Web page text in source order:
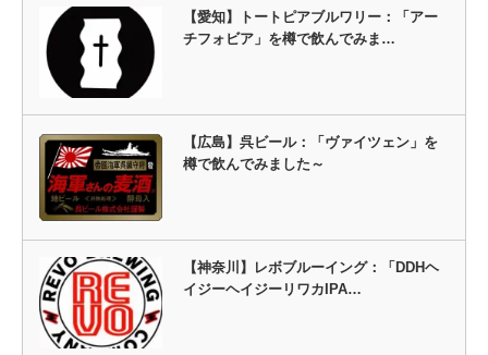
【愛知】トートピアブルワリー：「アー
チフォビア」を樽で飲んでみま…
【広島】呉ビール：「ヴァイツェン」を
樽で飲んでみました～
【神奈川】レボブルーイング：「DDHヘ
イジーヘイジーリワカIPA…